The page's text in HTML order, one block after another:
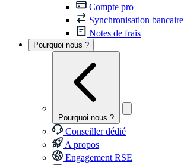
Compte pro
Synchronisation bancaire
Notes de frais
Pourquoi nous ?
Pourquoi nous ?
Conseiller dédié
A propos
Engagement RSE